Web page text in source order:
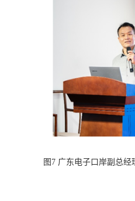
图7 广东电子口岸副总经理原